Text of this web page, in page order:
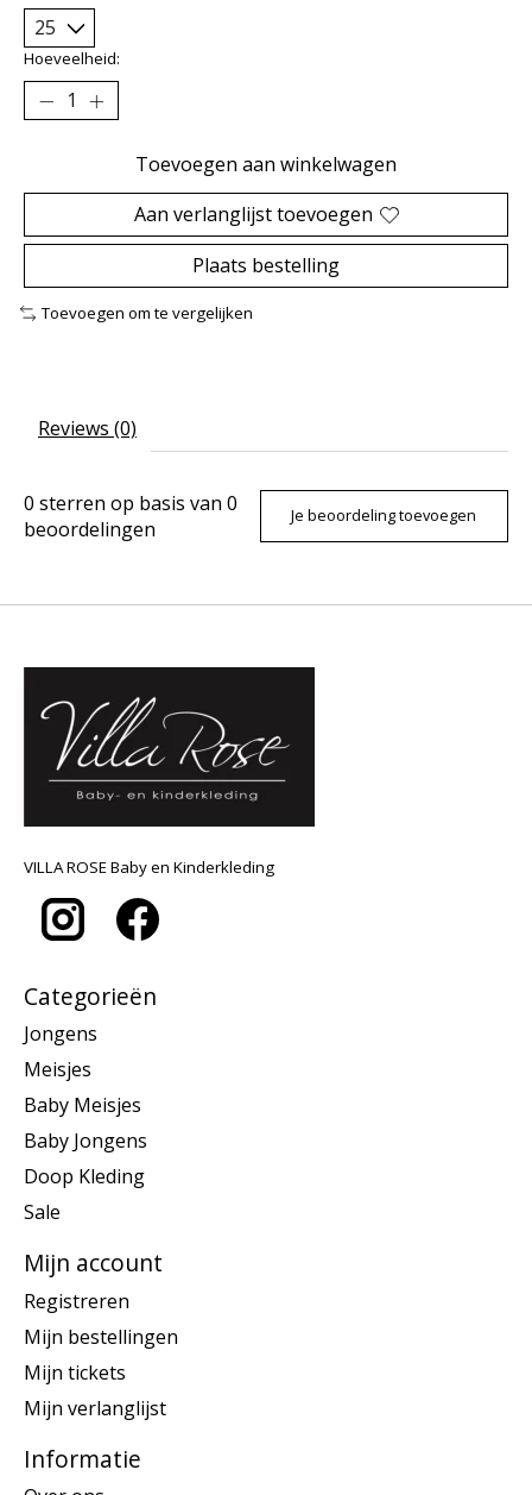
Hoeveelheid:
Toevoegen aan winkelwagen
Aan verlanglijst toevoegen
Plaats bestelling
Toevoegen om te vergelijken
Reviews (0)
0 sterren op basis van 0
beoordelingen
Je beoordeling toevoegen
VILLA ROSE Baby en Kinderkleding
Categorieën
Jongens
Meisjes
Baby Meisjes
Baby Jongens
Doop Kleding
Sale
Mijn account
Registreren
Mijn bestellingen
Mijn tickets
Mijn verlanglijst
Informatie